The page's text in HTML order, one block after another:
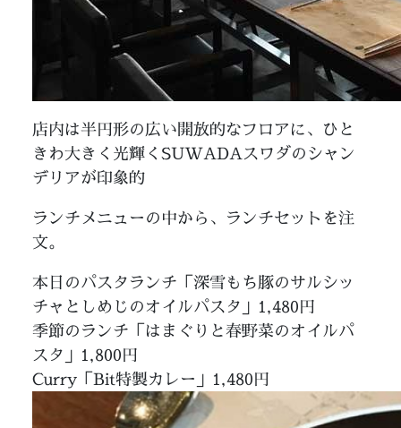
店内は半円形の広い開放的なフロアに、ひと
きわ大きく光輝くSUWADAスワダのシャン
デリアが印象的
ランチメニューの中から、ランチセットを注
文。
本日のパスタランチ「深雪もち豚のサルシッ
チャとしめじのオイルパスタ」1,480円
季節のランチ「はまぐりと春野菜のオイルパ
スタ」1,800円
Curry「Bit特製カレー」1,480円